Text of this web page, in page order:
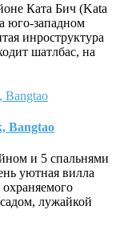
Ката Бич (Kata
юго-западном
инроструктура
шатлбас, на
Bangtao
и 5 спальнями
уютная вилла
охраняемого
лужайкой